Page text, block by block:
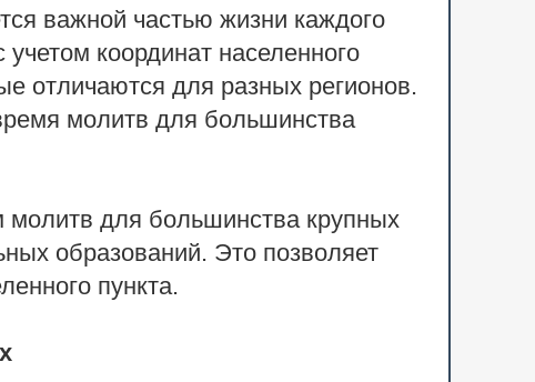
важной частью жизни каждого
координат населенного
отличаются для разных регионов.
молитв для большинства
для большинства крупных
образований. Это позволяет
пункта.